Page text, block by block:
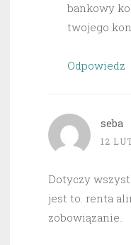
bankowy
twojego
Odpowiedz
seba
12
Dotyczy
jest to. renta
zobowiązanie..